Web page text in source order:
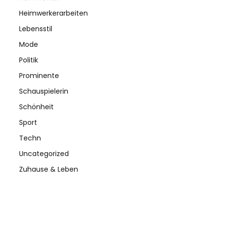
Heimwerkerarbeiten
Lebensstil
Mode
Politik
Prominente
Schauspielerin
Schönheit
Sport
Techn
Uncategorized
Zuhause & Leben